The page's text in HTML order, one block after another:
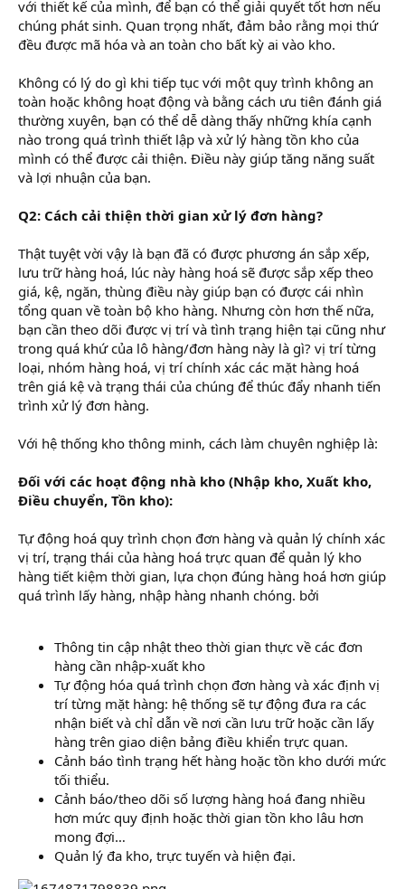
với thiết kế của mình, để bạn có thể giải quyết tốt hơn nếu
chúng phát sinh. Quan trọng nhất, đảm bảo rằng mọi thứ
đều được mã hóa và an toàn cho bất kỳ ai vào kho.
Không có lý do gì khi tiếp tục với một quy trình không an
toàn hoặc không hoạt động và bằng cách ưu tiên đánh giá
thường xuyên, bạn có thể dễ dàng thấy những khía cạnh
nào trong quá trình thiết lập và xử lý hàng tồn kho của
mình có thể được cải thiện. Điều này giúp tăng năng suất
và lợi nhuận của bạn.
Q2: Cách cải thiện thời gian xử lý đơn hàng?
Thật tuyệt vời vậy là bạn đã có được phương án sắp xếp,
lưu trữ hàng hoá, lúc này hàng hoá sẽ được sắp xếp theo
giá, kệ, ngăn, thùng điều này giúp bạn có được cái nhìn
tổng quan về toàn bộ kho hàng. Nhưng còn hơn thế nữa,
bạn cần theo dõi được vị trí và tình trạng hiện tại cũng như
trong quá khứ của lô hàng/đơn hàng này là gì? vị trí từng
loại, nhóm hàng hoá, vị trí chính xác các mặt hàng hoá
trên giá kệ và trạng thái của chúng để thúc đẩy nhanh tiến
trình xử lý đơn hàng.
Với hệ thống kho thông minh, cách làm chuyên nghiệp là:
Đối với các hoạt động nhà kho (Nhập kho, Xuất kho,
Điều chuyển, Tồn kho):
Tự động hoá quy trình chọn đơn hàng và quản lý chính xác
vị trí, trạng thái của hàng hoá trực quan để quản lý kho
hàng tiết kiệm thời gian, lựa chọn đúng hàng hoá hơn giúp
quá trình lấy hàng, nhập hàng nhanh chóng. bởi
Thông tin cập nhật theo thời gian thực về các đơn
hàng cần nhập-xuất kho
Tự động hóa quá trình chọn đơn hàng và xác định vị
trí từng mặt hàng: hệ thống sẽ tự động đưa ra các
nhận biết và chỉ dẫn về nơi cần lưu trữ hoặc cần lấy
hàng trên giao diện bảng điều khiển trực quan.
Cảnh báo tình trạng hết hàng hoặc tồn kho dưới mức
tối thiểu.
Cảnh báo/theo dõi số lượng hàng hoá đang nhiều
hơn mức quy định hoặc thời gian tồn kho lâu hơn
mong đợi…
Quản lý đa kho, trực tuyến và hiện đại.